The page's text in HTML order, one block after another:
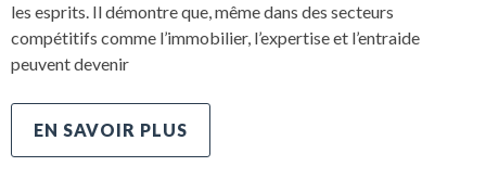
les esprits. Il démontre que, même dans des secteurs
compétitifs comme l’immobilier, l’expertise et l’entraide
peuvent devenir
EN SAVOIR PLUS